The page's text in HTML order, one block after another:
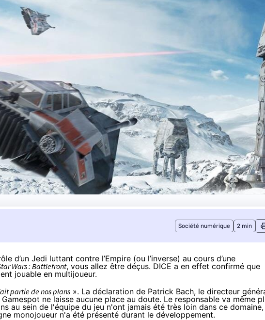
Société numérique 2 min
d’un Jedi luttant contre l’Empire (ou l’inverse) au cours d’une
Wars : Battlefront, vous allez être déçus. DICE a en effet confirmé que
jouable en multijoueur.
partie de nos plans ». La déclaration de Patrick Bach, le directeur
Gamespot ne laisse aucune place au doute. Le responsable va même
au sein de l'équipe du jeu n'ont jamais été très loin dans ce
monojoueur n'a été présenté durant le développement.